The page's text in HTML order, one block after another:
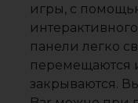
игры, с
панели легко
перемещаются
закрываются.